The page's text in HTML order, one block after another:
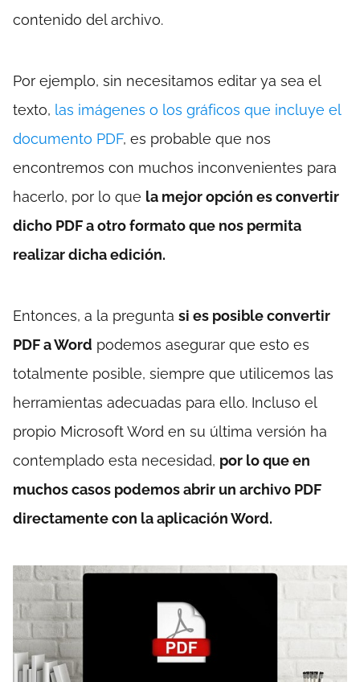
contenido del archivo.
Por ejemplo, sin necesitamos editar ya sea el
texto, las imágenes o los gráficos que incluye el
documento PDF, es probable que nos
encontremos con muchos inconvenientes para
hacerlo, por lo que la mejor opción es convertir
dicho PDF a otro formato que nos permita
realizar dicha edición.
Entonces, a la pregunta si es posible convertir
PDF a Word podemos asegurar que esto es
totalmente posible, siempre que utilicemos las
herramientas adecuadas para ello. Incluso el
propio Microsoft Word en su última versión ha
contemplado esta necesidad, por lo que en
muchos casos podemos abrir un archivo PDF
directamente con la aplicación Word.